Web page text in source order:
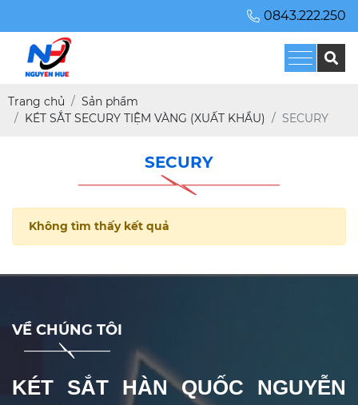
0843.222.250
Trang chủ
Sản phẩm
KÉT SẮT SECURY TIỆM VÀNG (XUẤT KHẨU)
SECURY
SECURY
Không tìm thấy kết quả
VỀ CHÚNG TÔI
KÉT SẮT HÀN QUỐC NGUYỄN